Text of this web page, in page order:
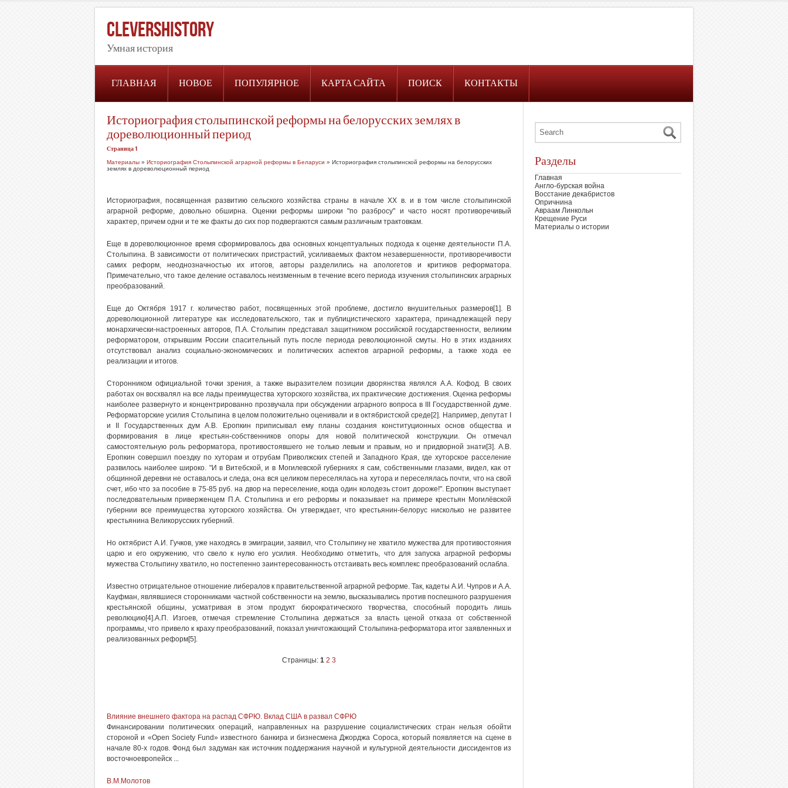
CleversHistory
Умная история
ГЛАВНАЯ НОВОЕ ПОПУЛЯРНОЕ КАРТА САЙТА ПОИСК КОНТАКТЫ
Историография столыпинской реформы на белорусских землях в
дореволюционный период
Страница 1
Материалы » Историография Столыпинской аграрной реформы в Беларуси » Историография столыпинской реформы на белорусских
землях в дореволюционный период
Историография, посвященная развитию сельского хозяйства страны в начале XX в. и в том числе столыпинской
аграрной реформе, довольно обширна. Оценки реформы широки "по разбросу" и часто носят противоречивый
характер, причем одни и те же факты до сих пор подвергаются самым различным трактовкам.
Еще в дореволюционное время сформировалось два основных концептуальных подхода к оценке деятельности П.А.
Столыпина. В зависимости от политических пристрастий, усиливаемых фактом незавершенности, противоречивости
самих реформ, неоднозначностью их итогов, авторы разделились на апологетов и критиков реформатора.
Примечательно, что такое деление оставалось неизменным в течение всего периода изучения столыпинских аграрных
преобразований.
Еще до Октября 1917 г. количество работ, посвященных этой проблеме, достигло внушительных размеров[1]. В
дореволюционной литературе как исследовательского, так и публицистического характера, принадлежащей перу
монархически-настроенных авторов, П.А. Столыпин представал защитником российской государственности, великим
реформатором, открывшим России спасительный путь после периода революционной смуты. Но в этих изданиях
отсутствовал анализ социально-экономических и политических аспектов аграрной реформы, а также хода ее
реализации и итогов.
Сторонником официальной точки зрения, а также выразителем позиции дворянства являлся А.А. Кофод. В своих
работах он восхвалял на все лады преимущества хуторского хозяйства, их практические достижения. Оценка реформы
наиболее развернуто и концентрированно прозвучала при обсуждении аграрного вопроса в III Государственной думе.
Реформаторские усилия Столыпина в целом положительно оценивали и в октябристской среде[2]. Например, депутат I
и II Государственных дум А.В. Еропкин приписывал ему планы создания конституционных основ общества и
формирования в лице крестьян-собственников опоры для новой политической конструкции. Он отмечал
самостоятельную роль реформатора, противостоявшего не только левым и правым, но и придворной знати[3]. А.В.
Еропкин совершил поездку по хуторам и отрубам Приволжских степей и Западного Края, где хуторское расселение
развилось наиболее широко. "И в Витебской, и в Могилевской губерниях я сам, собственными глазами, видел, как от
общинной деревни не оставалось и следа, она вся целиком переселялась на хутора и переселялась почти, что на свой
счет, ибо что за пособие в 75-85 руб. на двор на переселение, когда один колодезь стоит дороже!". Еропкин выступает
последовательным приверженцем П.А. Столыпина и его реформы и показывает на примере крестьян Могилёвской
губернии все преимущества хуторского хозяйства. Он утверждает, что крестьянин-белорус нисколько не развитее
крестьянина Великорусских губерний.
Но октябрист А.И. Гучков, уже находясь в эмиграции, заявил, что Столыпину не хватило мужества для противостояния
царю и его окружению, что свело к нулю его усилия. Необходимо отметить, что для запуска аграрной реформы
мужества Столыпину хватило, но постепенно заинтересованность отстаивать весь комплекс преобразований ослабла.
Известно отрицательное отношение либералов к правительственной аграрной реформе. Так, кадеты А.И. Чупров и А.А.
Кауфман, являвшиеся сторонниками частной собственности на землю, высказывались против поспешного разрушения
крестьянской общины, усматривая в этом продукт бюрократического творчества, способный породить лишь
революцию[4].А.П. Изгоев, отмечая стремление Столыпина держаться за власть ценой отказа от собственной
программы, что привело к краху преобразований, показал уничтожающий Столыпина-реформатора итог заявленных и
реализованных реформ[5].
Страницы: 1 2 3
Влияние внешнего фактора на распад СФРЮ. Вклад США в развал СФРЮ
Финансировании политических операций, направленных на разрушение социалистических стран нельзя обойти
стороной и «Open Society Fund» известного банкира и бизнесмена Джорджа Сороса, который появляется на сцене в
начале 80-х годов. Фонд был задуман как источник поддержания научной и культурной деятельности диссидентов из
восточноевропейск ...
В.М.Молотов
Разделы
Главная
Англо-бурская война
Восстание декабристов
Опричнина
Авраам Линкольн
Крещение Руси
Материалы о истории